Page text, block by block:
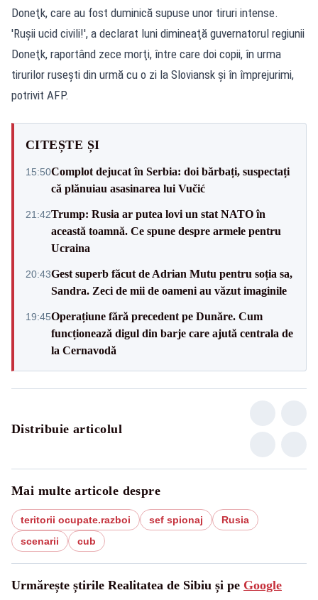
Doneţk, care au fost duminică supuse unor tiruri intense.
'Ruşii ucid civili!', a declarat luni dimineaţă guvernatorul regiunii
Doneţk, raportând zece morţi, între care doi copii, în urma
tirurilor ruseşti din urmă cu o zi la Sloviansk şi în împrejurimi,
potrivit AFP.
CITEȘTE ȘI
15:50Complot dejucat în Serbia: doi bărbați, suspectați
că plănuiau asasinarea lui Vučić
21:42Trump: Rusia ar putea lovi un stat NATO în
această toamnă. Ce spune despre armele pentru
Ucraina
20:43Gest superb făcut de Adrian Mutu pentru soția sa,
Sandra. Zeci de mii de oameni au văzut imaginile
19:45Operațiune fără precedent pe Dunăre. Cum
funcționează digul din barje care ajută centrala de
la Cernavodă
Distribuie articolul
Mai multe articole despre
teritorii ocupate.razboi sef spionaj
Rusia
scenarii
cub
Urmărește știrile Realitatea de Sibiu și pe Google